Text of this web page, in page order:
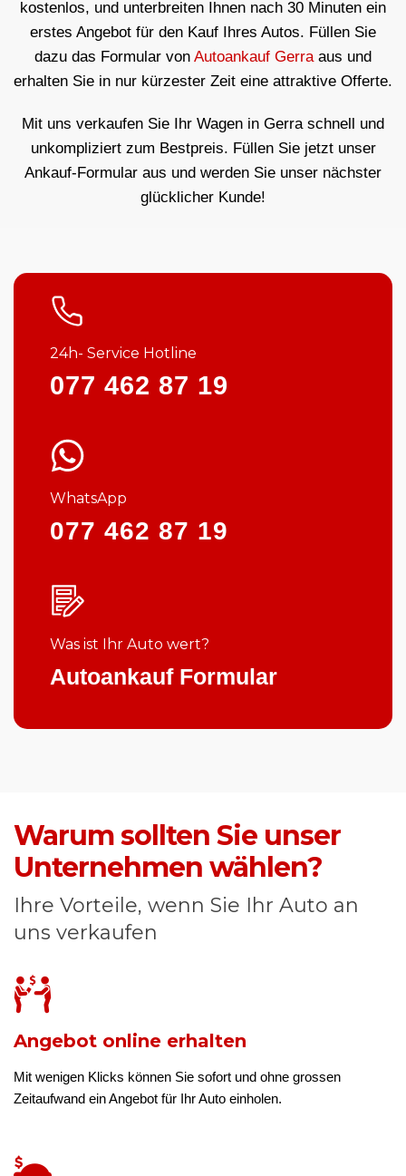
kostenlos, und unterbreiten Ihnen nach 30 Minuten ein
erstes Angebot für den Kauf Ihres Autos. Füllen Sie
dazu das Formular von Autoankauf Gerraaus und
erhalten Sie in nur kürzester Zeit eine attraktive Offerte.
Mit uns verkaufen Sie Ihr Wagen in Gerra schnell und
unkompliziert zum Bestpreis. Füllen Sie jetzt unser
Ankauf-Formular aus und werden Sie unser nächster
glücklicher Kunde!
24h- Service Hotline
077 462 87 19
WhatsApp
077 462 87 19
Was ist Ihr Auto wert?
Autoankauf Formular
Warum sollten Sie unser
Unternehmen wählen?
Ihre Vorteile, wenn Sie Ihr Auto an
uns verkaufen
Angebot online erhalten
Mit wenigen Klicks können Sie sofort und ohne grossen
Zeitaufwand ein Angebot für Ihr Auto einholen.